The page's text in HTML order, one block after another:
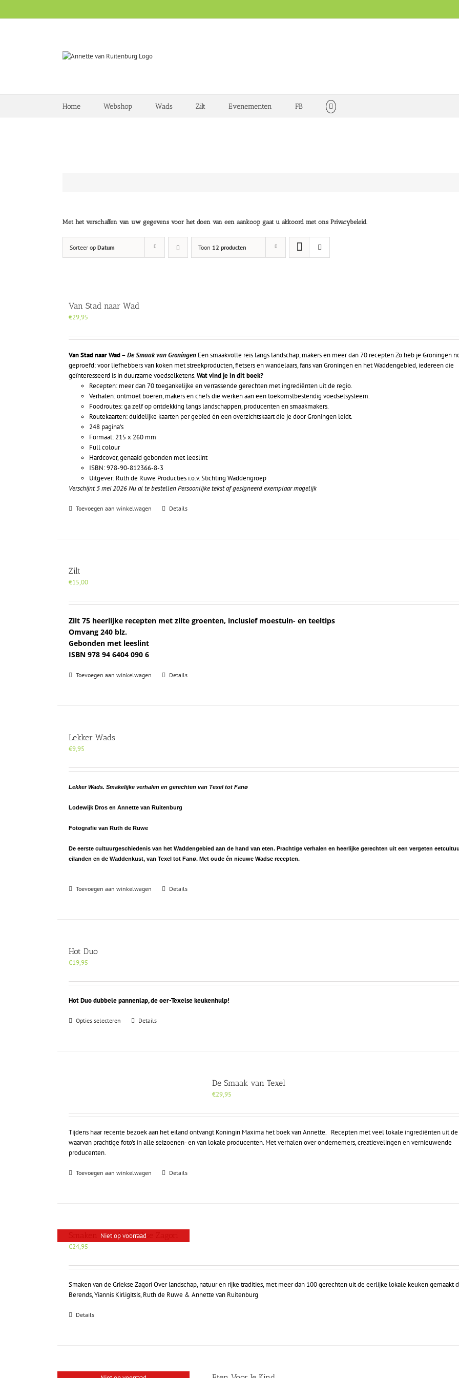
Home Webshop Wads Zilt Evenementen FB
Met het verschaffen van uw gegevens voor het doen van een aankoop gaat u akkoord met ons Privacybeleid.
Sorteer op Datum Toon 12 producten
Van Stad naar Wad
€29,95
Van Stad naar Wad –De Smaak van Groningen Een smaakvolle reis langs landschap, makers en meer dan 70 recepten Zo heb je Groningen
geproefd: voor liefhebbers van koken met streekproducten, fietsers en wandelaars, fans van Groningen en het Waddengebied, iedereen die
geïnteresseerd is in duurzame voedselketens.Wat vind je in dit boek?
Recepten: meer dan 70 toegankelijke en verrassende gerechten met ingrediënten uit de regio.
Verhalen: ontmoet boeren, makers en chefs die werken aan een toekomstbestendig voedselsysteem.
Foodroutes: ga zelf op ontdekking langs landschappen, producenten en smaakmakers.
Routekaarten: duidelijke kaarten per gebied én een overzichtskaart die je door Groningen leidt.
248 pagina’s
Formaat: 215 x 260 mm
Full colour
Hardcover, genaaid gebonden met leeslint
ISBN: 978-90-812366-8-3
Uitgever: Ruth de Ruwe Producties i.o.v. Stichting Waddengroep
Verschijnt 5 mei 2026Nu al te bestellenPersoonlijke tekst of gesigneerd exemplaar mogelijk
Toevoegen aan winkelwagen Details
Zilt
€15,00
Zilt 75 heerlijke recepten met zilte groenten, inclusief moestuin- en teeltips
Omvang 240 blz.
Gebonden met leeslint
ISBN 978 94 6404 090 6
Toevoegen aan winkelwagen Details
Lekker Wads
€9,95
Lekker Wads. Smakelijke verhalen en gerechten van Texel tot Fanø
Lodewijk Dros en Annette van Ruitenburg
Fotografie van Ruth de Ruwe
De eerste cultuurgeschiedenis van het Waddengebied aan de hand van eten. Prachtige verhalen en heerlijke gerechten uit een vergeten
eilanden en de Waddenkust, van Texel tot Fanø. Met oude én nieuwe Wadse recepten.
Toevoegen aan winkelwagen Details
Hot Duo
€19,95
Hot Duo dubbele pannenlap, de oer-Texelse keukenhulp!
Opties selecteren
Dit
worden
de
productpagina
Details
De Smaak van Texel
€29,95
Tijdens haar recente bezoek aan het eiland ontvangt Koningin Maxima het boek van Annette. Recepten met veel lokale ingrediënten uit de
waarvan prachtige foto's in alle seizoenen- en van lokale producenten. Met verhalen over ondernemers, creatievelingen en vernieuwende
producenten.
Toevoegen aan winkelwagen Details
Niet op voorraad
Smaken van de Griekse Zagori
€24,95
Smaken van de Griekse Zagori Over landschap, natuur en rijke tradities, met meer dan 100 gerechten uit de eerlijke lokale keuken gemaakt
Berends, Yiannis Kirligitsis, Ruth de Ruwe & Annette van Ruitenburg
Details